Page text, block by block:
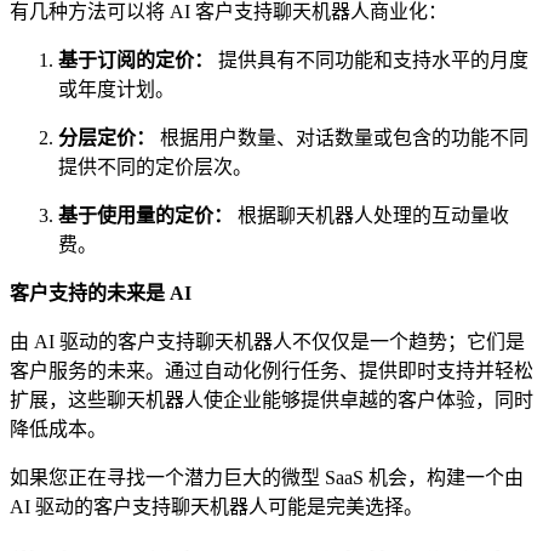
有几种方法可以将 AI 客户支持聊天机器人商业化：
基于订阅的定价：
提供具有不同功能和支持水平的月度
或年度计划。
分层定价：
根据用户数量、对话数量或包含的功能不同
提供不同的定价层次。
基于使用量的定价：
根据聊天机器人处理的互动量收
费。
客户支持的未来是 AI
由 AI 驱动的客户支持聊天机器人不仅仅是一个趋势；它们是
客户服务的未来。通过自动化例行任务、提供即时支持并轻松
扩展，这些聊天机器人使企业能够提供卓越的客户体验，同时
降低成本。
如果您正在寻找一个潜力巨大的微型 SaaS 机会，构建一个由
AI 驱动的客户支持聊天机器人可能是完美选择。